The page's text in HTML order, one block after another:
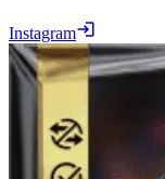
Instagram